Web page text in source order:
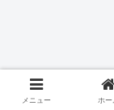
メニュー ホー